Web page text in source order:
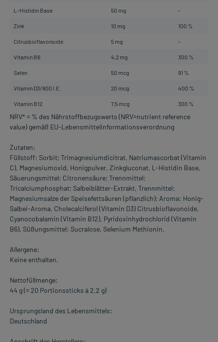
L-Histidin Base 50 mg –
Zink 10 mg 100 %
Citrusbioflavonoide 5 mg –
Vitamin B6 4,2 mg 300 %
Selen 50 mcg 91 %
Vitamin D3/800 I.E. 20 mcg 400 %
Vitamin B12 7,5 mcg 300 %
NRV* = % des Nährstoffbezugswerts (NRV=nutrient reference
value) gemäß EU-Lebensmittelinformationsverordnung
Zutaten:
Füllstoff: Sorbit; Trimagnesiumdicitrat, Natriumascorbat (Vitamin
C), Magnesiumoxid, Honigpulver, Zinkgluconat, L-Histidin Base,
Säuerungsmittel: Citronensäure; Trennmittel:
Tricalciumphosphat; Salbeiblätter-Extrakt, Trennmittel:
Magnesiumsalze der Speisefettsäuren (pflanzlich); Aroma: Honig-
Salbei-Aroma, Cholecalciferol (Vitamin D3) Citrusbioflavonoide,
Cyanocobalamin (Vitamin B12), Pyridoxinhydrochlorid (Vitamin
B6), Süßungsmittel: Sucralose, Selenium Methionin.
Allergene:
Keine enthalten.
Nettofüllmenge:
44 g (= 20 Portionssticks à 2,2 g)
Ursprungsland des Lebensmittels:
Deutschland